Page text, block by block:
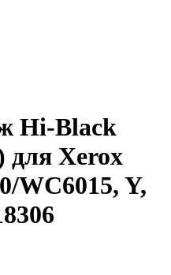
Hi-Black
для Xerox
WC6015, Y,